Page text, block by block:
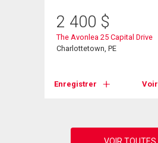
2 400 $
The Avonlea 25 Capital Drive
Charlottetown, PE
Enregistrer Voir